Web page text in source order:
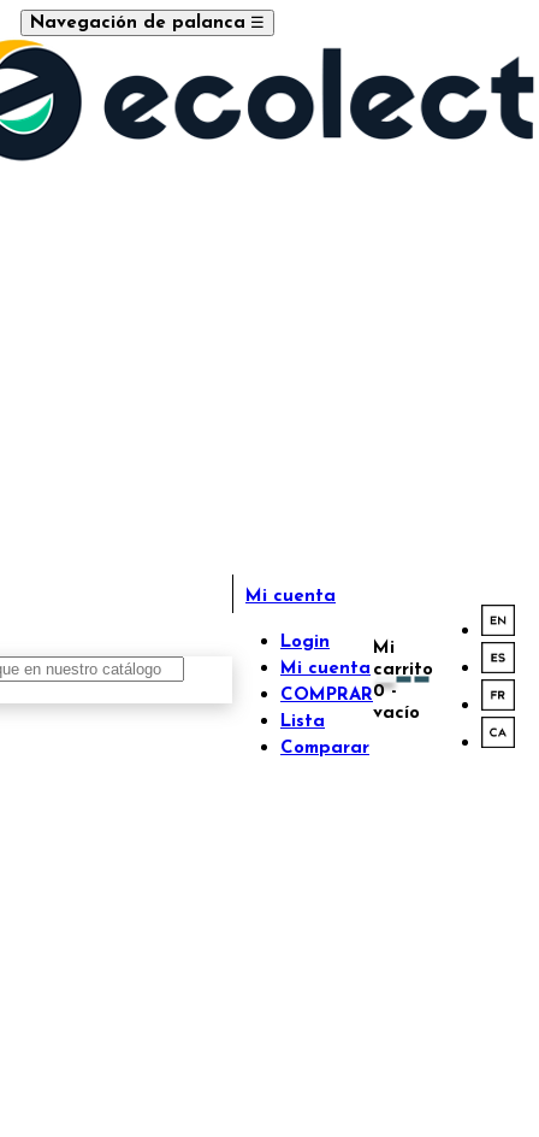
Navegación de palanca ☰
Mi cuenta
Login
Mi cuenta
COMPRAR
Lista
Comparar
Mi
carrito
0 -
vacío